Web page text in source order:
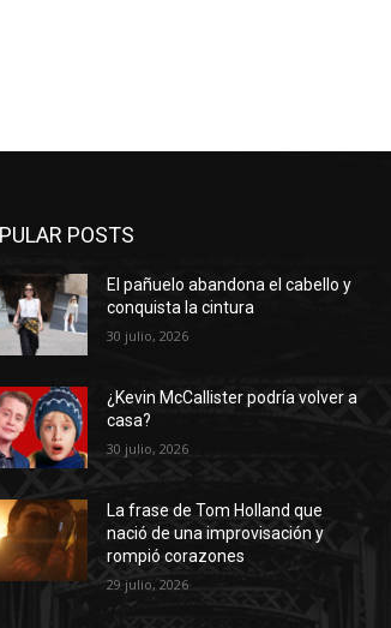
POSTS
El pañuelo abandona el cabello y
conquista la cintura
30 julio, 2026
¿Kevin McCallister podría volver a
casa?
30 julio, 2026
La frase de Tom Holland que
nació de una improvisación y
rompió corazones
29 julio, 2026